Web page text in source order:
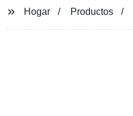
Hogar Productos